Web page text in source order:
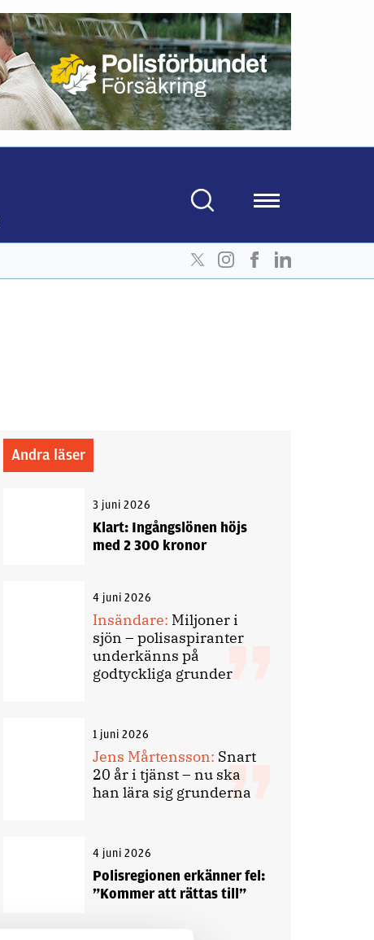
Andra läser
3 juni 2026
Klart: Ingångslönen höjs
med 2 300 kronor
4 juni 2026
Insändare: Miljoner i
sjön – polisaspiranter
underkänns på
godtyckliga grunder
1 juni 2026
Jens Mårtensson: Snart
20 år i tjänst – nu ska
han lära sig grunderna
4 juni 2026
Polisregionen erkänner fel:
”Kommer att rättas till”